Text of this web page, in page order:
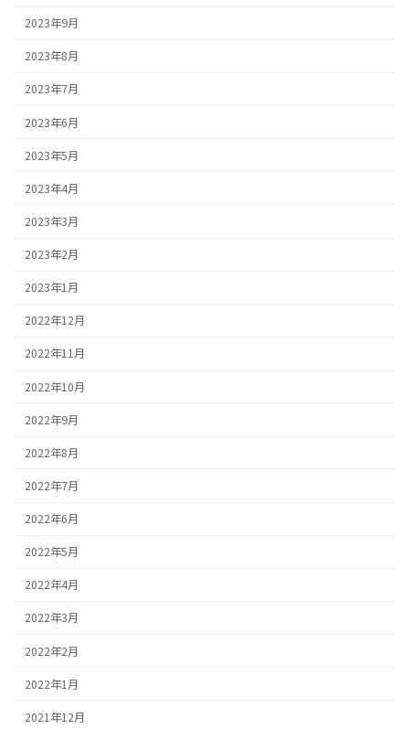
2023年9月
2023年8月
2023年7月
2023年6月
2023年5月
2023年4月
2023年3月
2023年2月
2023年1月
2022年12月
2022年11月
2022年10月
2022年9月
2022年8月
2022年7月
2022年6月
2022年5月
2022年4月
2022年3月
2022年2月
2022年1月
2021年12月